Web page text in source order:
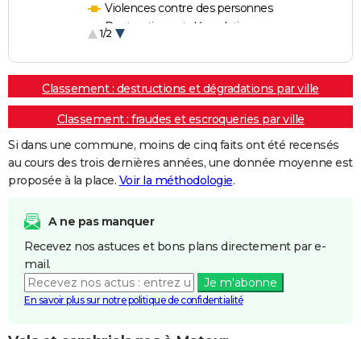
Violences contre des personnes
Destructions et dégradations
1/2
Classement : destructions et dégradations par ville
Classement : fraudes et escroqueries par ville
Si dans une commune, moins de cinq faits ont été recensés
au cours des trois dernières années, une donnée moyenne est
proposée à la place. Voir la méthodologie.
A ne pas manquer
Recevez nos astuces et bons plans directement par e-
mail.
Je m'abonne
En savoir plus sur notre politique de confidentialité